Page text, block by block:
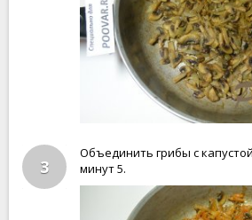
3
Объединить грибы с
минут 5.